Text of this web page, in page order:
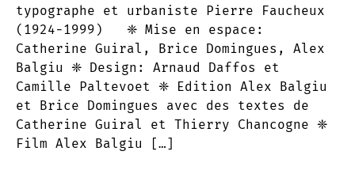
typographe et urbaniste Pierre Faucheux
(1924-1999) ❈ Mise en espace:
Catherine Guiral, Brice Domingues, Alex
Balgiu ❈ Design: Arnaud Daffos et
Camille Paltevoet ❈ Edition Alex Balgiu
et Brice Domingues avec des textes de
Catherine Guiral et Thierry Chancogne ❈
Film Alex Balgiu […]